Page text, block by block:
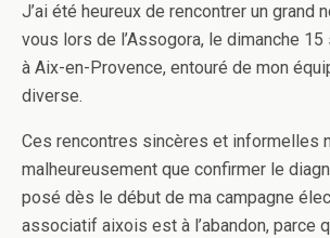
J’ai été heureux de rencontrer un grand
vous lors de l’Assogora, le dimanche
à Aix-en-Provence, entouré de mon
diverse.
Ces rencontres sincères et informelles
malheureusement que confirmer le
posé dès le début de ma campagne
associatif aixois est à l’abandon, parce